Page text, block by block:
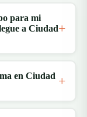
para mi
a Ciudad
en Ciudad